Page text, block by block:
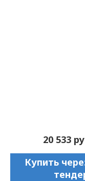
20 533
Купить